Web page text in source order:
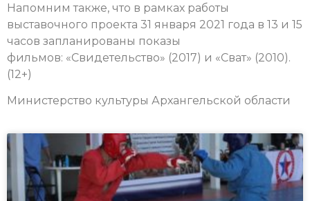
Напомним также, что в рамках работы
выставочного проекта 31 января 2021 года в 13 и 15
часов запланированы показы
фильмов: «Свидетельство» (2017) и «Сват» (2010).
(12+)
Министерство культуры Архангельской области